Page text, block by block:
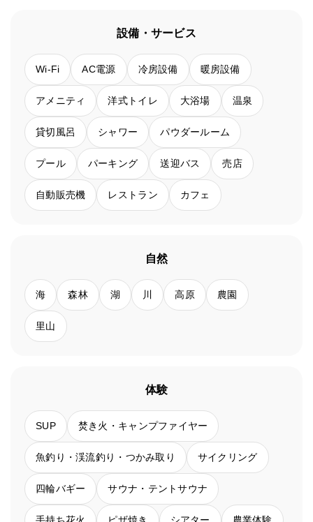
設備・サービス
Wi-Fi AC電源 冷房設備 暖房設備
アメニティ 洋式トイレ 大浴場 温泉
貸切風呂 シャワー パウダールーム
プール パーキング 送迎バス 売店
自動販売機 レストラン カフェ
自然
海 森林 湖 川 高原 農園
里山
体験
SUP 焚き火・キャンプファイヤー
魚釣り・渓流釣り・つかみ取り サイクリング
四輪バギー サウナ・テントサウナ